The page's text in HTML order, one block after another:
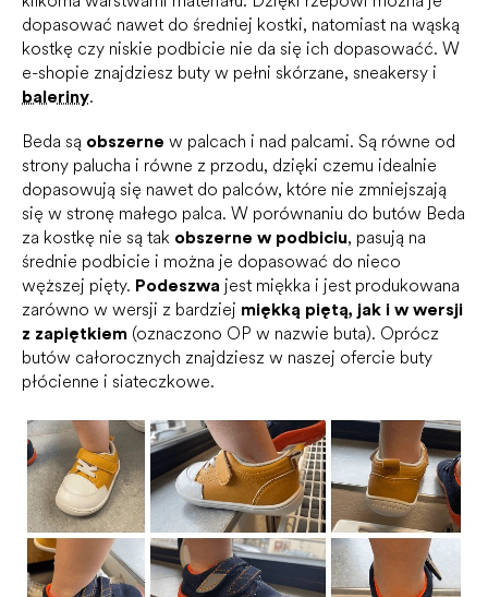
dopasować nawet do średniej kostki, natomiast na wąską
kostkę czy niskie podbicie nie da się ich dopasowaćć. W
e-shopie znajdziesz buty w pełni skórzane, sneakersy i
baleriny.
Beda są obszerne w palcach i nad palcami. Są równe od
strony palucha i równe z przodu, dzięki czemu idealnie
dopasowują się nawet do palców, które nie zmniejszają
się w stronę małego palca. W porównaniu do butów Beda
za kostkę nie są tak obszerne w podbiciu, pasują na
średnie podbicie i można je dopasować do nieco
węższej pięty. Podeszwa jest miękka i jest produkowana
zarówno w wersji z bardziej miękką piętą, jak i w wersji
z zapiętkiem (oznaczono OP w nazwie buta). Oprócz
butów całorocznych znajdziesz w naszej ofercie buty
płócienne i siateczkowe.